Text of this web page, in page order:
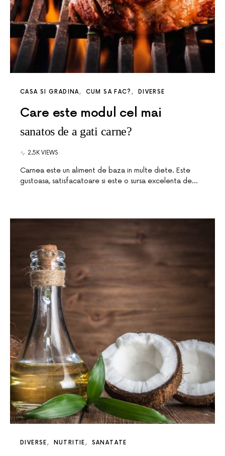
CASA SI GRADINA CUM SA FAC? DIVERSE
Care este modul cel mai
sanatos de a gati carne?
2.5K VIEWS
Carnea este un aliment de baza in multe diete. Este
gustoasa, satisfacatoare si este o sursa excelenta de…
DIVERSE NUTRITIE SANATATE